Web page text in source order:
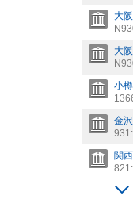
大
大
小
金
関